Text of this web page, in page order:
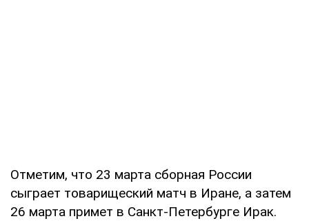
Отметим, что 23 марта сборная России
сыграет товарищеский матч в Иране, а затем
26 марта примет в Санкт-Петербурге Ирак.